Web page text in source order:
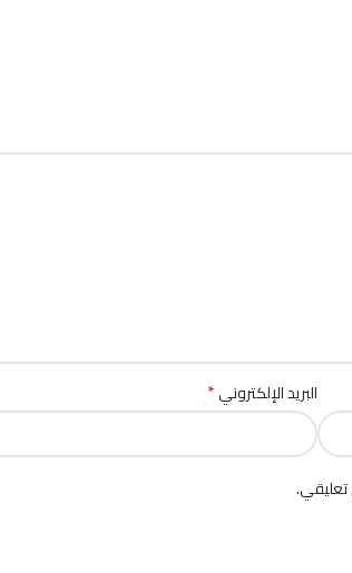
البريد الإلكتروني*
تعليقي.